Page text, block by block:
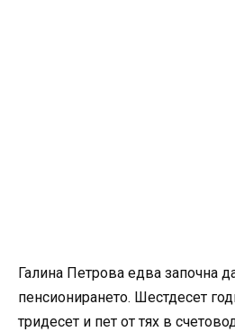
Галина Петрова едва започна
пенсионирането. Шестдесет
тридесет и пет от тях в